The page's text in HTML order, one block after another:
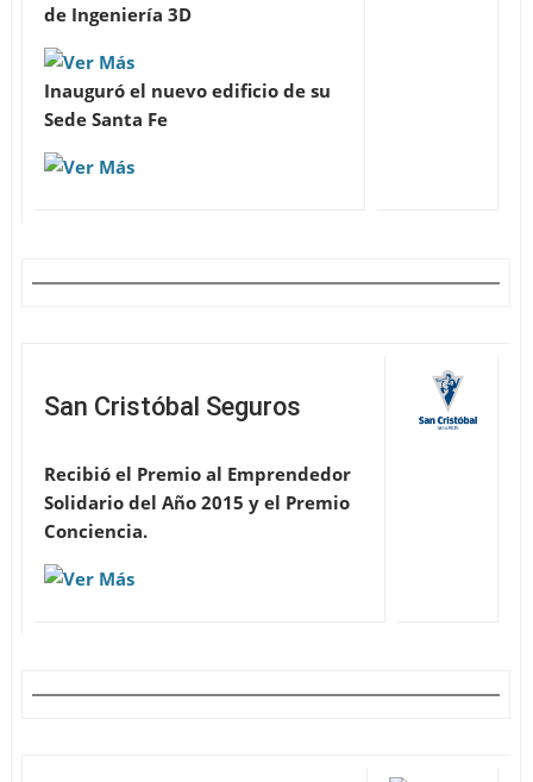
de Ingeniería 3D
Inauguró el nuevo edificio de su
Sede Santa Fe
San Cristóbal Seguros
Recibió el Premio al Emprendedor
Solidario del Año 2015 y el Premio
Conciencia.